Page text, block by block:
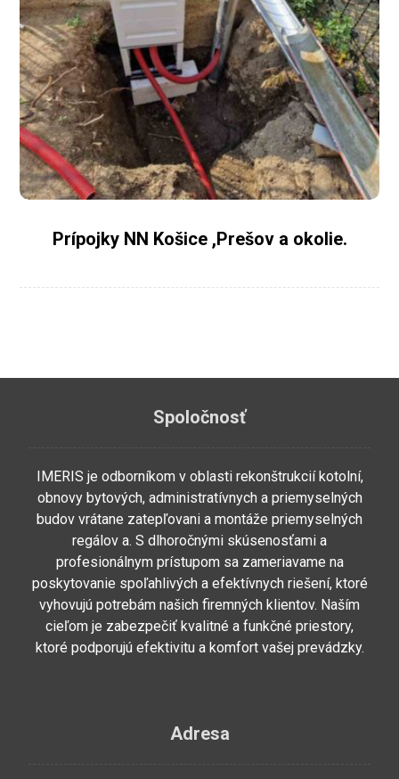
Prípojky NN Košice ,Prešov a okolie.
Spoločnosť
IMERIS je odborníkom v oblasti rekonštrukcií kotolní,
obnovy bytových, administratívnych a priemyselných
budov vrátane zatepľovani a montáže priemyselných
regálov a. S dlhoročnými skúsenosťami a
profesionálnym prístupom sa zameriavame na
poskytovanie spoľahlivých a efektívnych riešení, ktoré
vyhovujú potrebám našich firemných klientov. Naším
cieľom je zabezpečiť kvalitné a funkčné priestory,
ktoré podporujú efektivitu a komfort vašej prevádzky.
Adresa